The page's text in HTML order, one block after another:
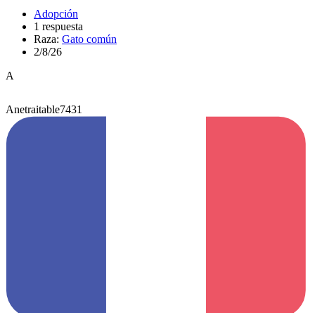
Adopción
1 respuesta
Raza: Gato común
2/8/26
A
Anetraitable7431